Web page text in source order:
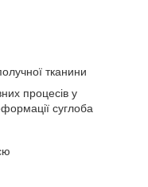
тканини
процесів у
суглоба